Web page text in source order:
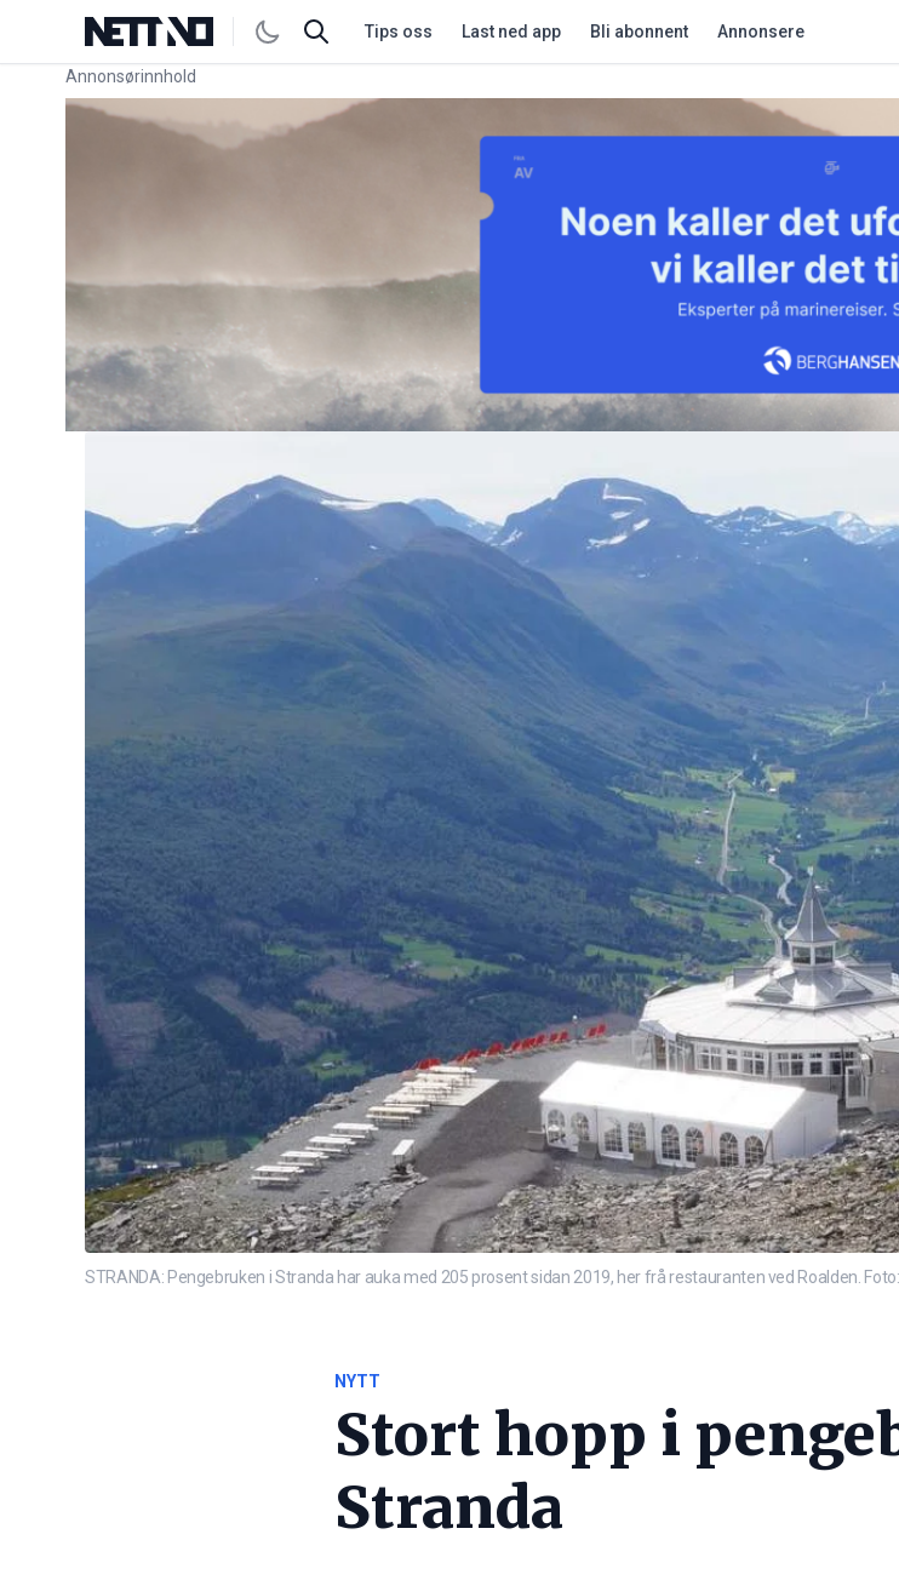
Tips oss Last ned app Bli abonnent Annonsere
Annonsørinnhold
Link for annonse
STRANDA: Pengebruken i Stranda har auka med 205 prosent sidan 2019, her frå restauranten ved Roalden.
NYTT
Stort hopp i
Stranda